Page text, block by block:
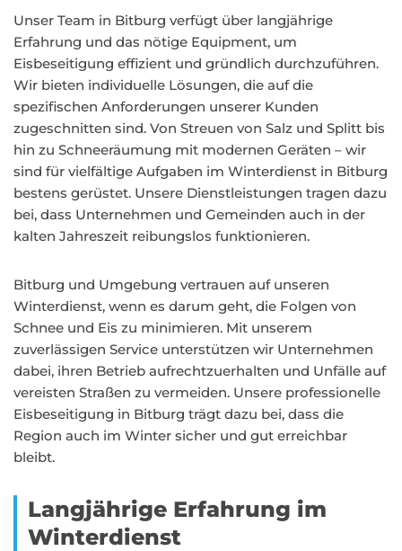
Unser Team in Bitburg verfügt über langjährige
Erfahrung und das nötige Equipment, um
Eisbeseitigung effizient und gründlich durchzuführen.
Wir bieten individuelle Lösungen, die auf die
spezifischen Anforderungen unserer Kunden
zugeschnitten sind. Von Streuen von Salz und Splitt bis
hin zu Schneeräumung mit modernen Geräten – wir
sind für vielfältige Aufgaben im Winterdienst in Bitburg
bestens gerüstet. Unsere Dienstleistungen tragen dazu
bei, dass Unternehmen und Gemeinden auch in der
kalten Jahreszeit reibungslos funktionieren.
Bitburg und Umgebung vertrauen auf unseren
Winterdienst, wenn es darum geht, die Folgen von
Schnee und Eis zu minimieren. Mit unserem
zuverlässigen Service unterstützen wir Unternehmen
dabei, ihren Betrieb aufrechtzuerhalten und Unfälle auf
vereisten Straßen zu vermeiden. Unsere professionelle
Eisbeseitigung in Bitburg trägt dazu bei, dass die
Region auch im Winter sicher und gut erreichbar
bleibt.
Langjährige Erfahrung im
Winterdienst